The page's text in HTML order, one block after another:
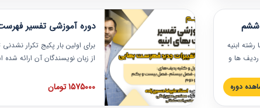
ششم
ابنیه
ها و
ردیف های
دوره
دوره آموزشی تفسیر
برای اولین بار پکیج تکرار
از زبان نویسندگان آن ارائه
تصویری بوده و به همراه تصاویر
فهرست بها ارائه شده است. این
1575000 تومان